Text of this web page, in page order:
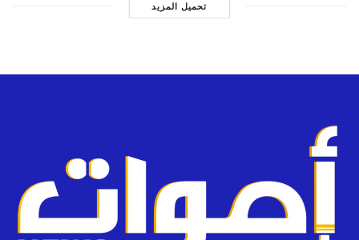
تحميل المزيد